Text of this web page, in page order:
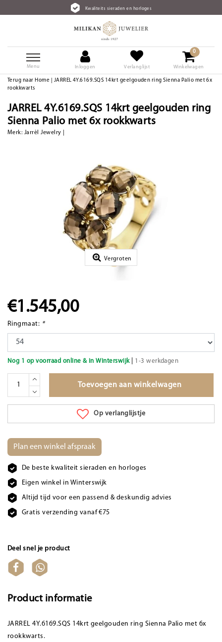
Kwaliteits sieraden en horloges
Menu Inloggen Verlanglijst
0
Winkelwagen
Terug naar Home
JARREL 4Y.6169.SQS 14krt geelgouden ring Sienna Palio met 6x
rookkwarts
JARREL 4Y.6169.SQS 14krt geelgouden ring
Sienna Palio met 6x rookkwarts
Merk: Jarrèl Jewelry
Vergroten
€1.545,00
Ringmaat: *
Nog 1 op voorraad online & in Winterswijk| 1-3 werkdagen
Toevoegen aan winkelwagen
Op verlanglijstje
Plan een winkel afspraak
De beste kwaliteit sieraden en horloges
Eigen winkel in Winterswijk
Altijd tijd voor een passend & deskundig advies
Gratis verzending vanaf €75
Deel snel je product
Product informatie
JARREL 4Y.6169.SQS 14krt geelgouden ring Sienna Palio met 6x
rookkwarts.